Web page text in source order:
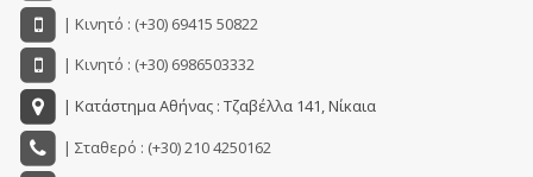
| Κινητό : (+30) 69415 50822
| Κινητό : (+30) 6986503332
| Κατάστημα Αθήνας : Τζαβέλλα 141, Νίκαια
| Σταθερό : (+30) 210 4250162